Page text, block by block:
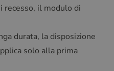
recesso, il modulo di
durata, la disposizione
solo alla prima